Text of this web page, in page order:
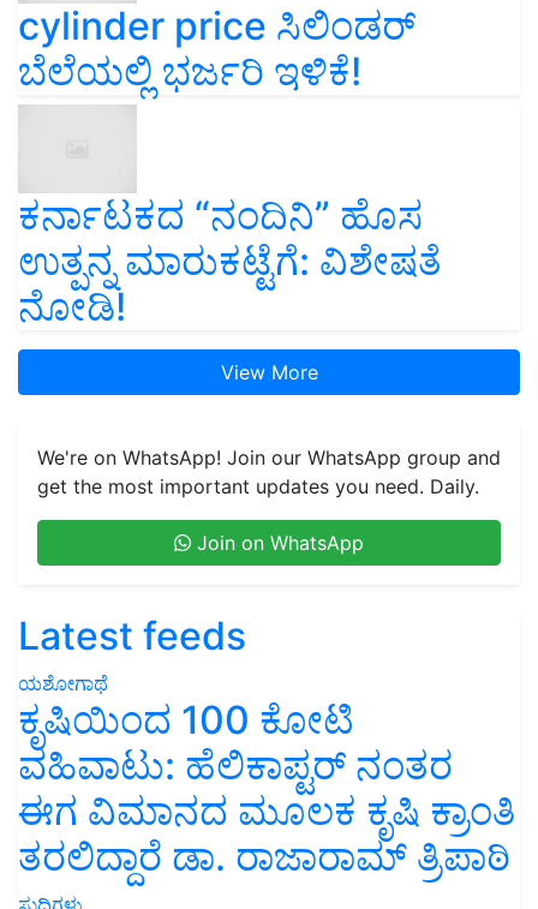
cylinder price ಸಿಲಿಂಡರ್‌
ಬೆಲೆಯಲ್ಲಿ ಭರ್ಜರಿ ಇಳಿಕೆ!
ಕರ್ನಾಟಕದ “ನಂದಿನಿ” ಹೊಸ
ಉತ್ಪನ್ನ ಮಾರುಕಟ್ಟೆಗೆ: ವಿಶೇಷತೆ
ನೋಡಿ!
View More
We're on WhatsApp! Join our WhatsApp group and
get the most important updates you need. Daily.
Join on WhatsApp
Latest feeds
ಯಶೋಗಾಥೆ
ಕೃಷಿಯಿಂದ 100 ಕೋಟಿ
ವಹಿವಾಟು: ಹೆಲಿಕಾಪ್ಟರ್ ನಂತರ
ಈಗ ವಿಮಾನದ ಮೂಲಕ ಕೃಷಿ ಕ್ರಾಂತಿ
ತರಲಿದ್ದಾರೆ ಡಾ. ರಾಜಾರಾಮ್ ತ್ರಿಪಾಠಿ
ಸುದ್ದಿಗಳು